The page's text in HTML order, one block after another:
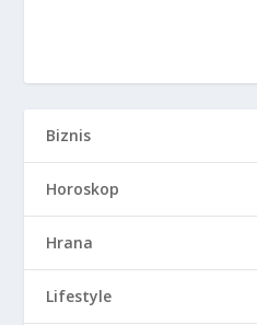
Biznis
Horoskop
Hrana
Lifestyle